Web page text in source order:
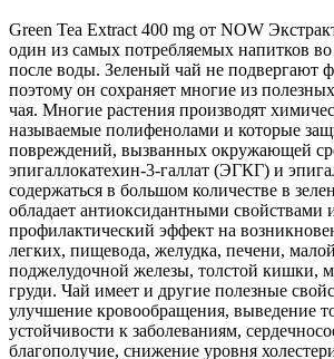
Green Tea Extract 400 mg от NOW
один из самых потребляемых напитков
после воды. Зеленый чай не подвергают
поэтому он сохраняет многие из
чая. Многие растения производят
называемые полифенолами и которые
повреждений, вызванных окружающей
эпигаллокатехин-3-галлат (ЭГКГ) и
содержаться в большом количестве в
обладает антиоксидантными свойствами
профилактический эффект на
легких, пищевода, желудка, печени,
поджелудочной железы, толстой кишки,
груди. Чай имеет и другие полезные
улучшение кровообращения, выведение
устойчивости к заболеваниям,
благополучие, снижение уровня